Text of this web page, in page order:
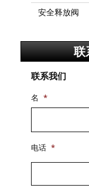
安全释放阀
联
联系我们
名 *
电话 *